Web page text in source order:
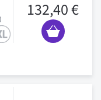
132,40 €